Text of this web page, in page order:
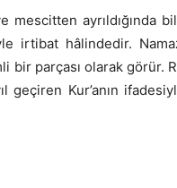
ayrıldığında
irtibat hâlindedir.
bir parçası olarak görür.
Kur’anın